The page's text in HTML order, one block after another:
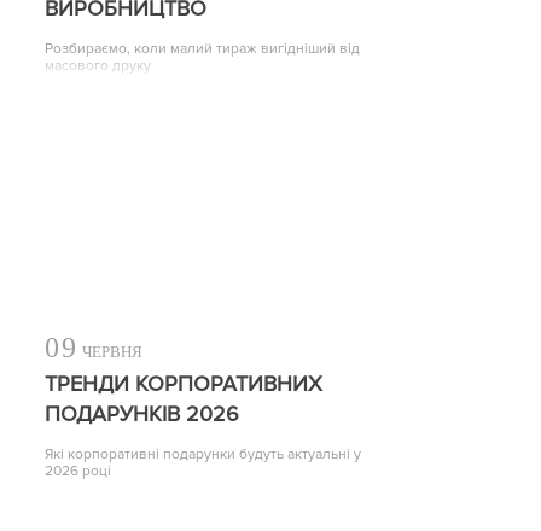
ВИРОБНИЦТВО
Розбираємо, коли малий тираж вигідніший від
масового друку
09 ЧЕРВНЯ
ТРЕНДИ КОРПОРАТИВНИХ
ПОДАРУНКІВ 2026
Які корпоративні подарунки будуть актуальні у
2026 році